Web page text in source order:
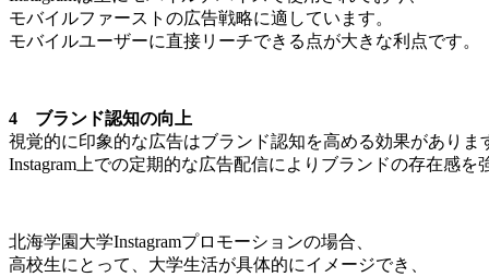
モバイルファーストの広告戦略に適しています。
モバイルユーザーに直接リーチできる点が大きな利点です。
4 ブランド認知の向上
視覚的に印象的な広告はブランド認知を高める効果がありま
Instagram上での定期的な広告配信によりブランドの存在感を
北海学園大学Instagramプロモーションの場合、
高校生にとって、大学生活が具体的にイメージでき、